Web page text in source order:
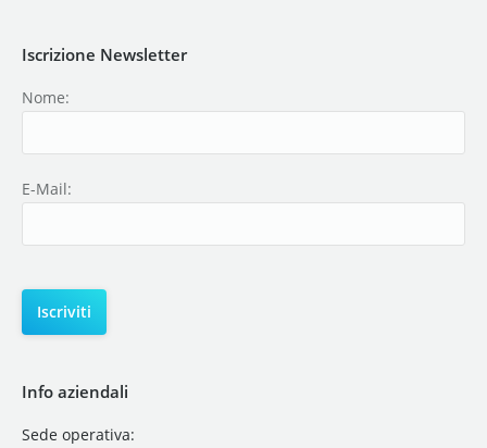
Iscrizione Newsletter
Nome:
E-Mail:
Info aziendali
Sede operativa: